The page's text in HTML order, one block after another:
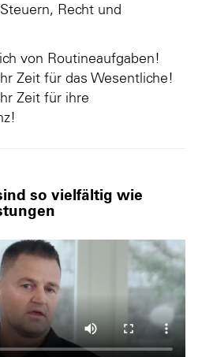
Recht und
von Routineaufgaben!
Zeit für das Wesentliche!
Zeit für ihre
so vielfältig wie